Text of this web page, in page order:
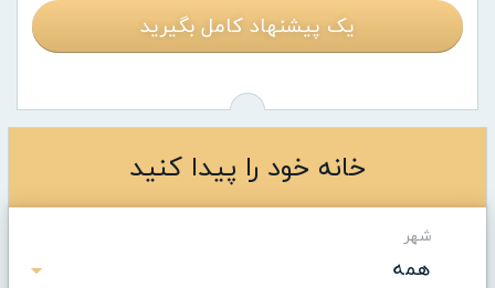
یک پیشنهاد کامل بگیرید
خانه خود را پیدا کنید
شهر
همه